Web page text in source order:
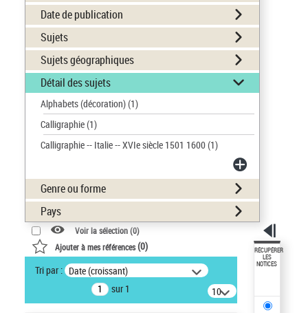
Date de publication
Sujets
Sujets géographiques
Détail des sujets
Alphabets (décoration)(1)
Calligraphie(1)
Calligraphie -- Italie -- XVIe siècle 1501 1600(1)
Genre ou forme
Pays
Voir la sélection (0)
Ajouter à mes références(0)
Tri par : Date (croissant)
sur 1
10
résultats/page
RÉCUPÉRER
LES
NOTICES